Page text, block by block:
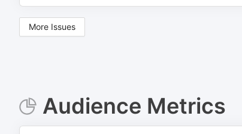
More Issues
Audience Metrics